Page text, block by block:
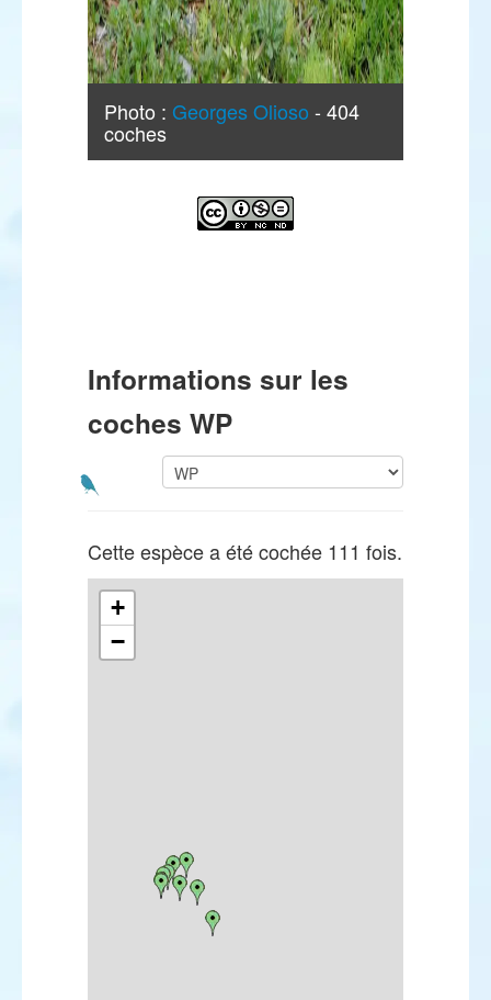
Photo : Georges Olioso - 404
coches
Informations sur les
coches WP
Cette espèce a été cochée 111 fois.
+
−